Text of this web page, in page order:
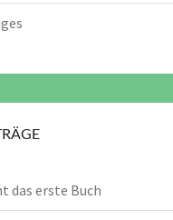
das erste Buch